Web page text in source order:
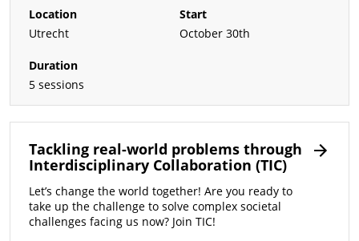
Location
Utrecht
Start
October 30th
Duration
5 sessions
Tackling real-world problems through
Interdisciplinary Collaboration (TIC)
Let’s change the world together! Are you ready to
take up the challenge to solve complex societal
challenges facing us now? Join TIC!